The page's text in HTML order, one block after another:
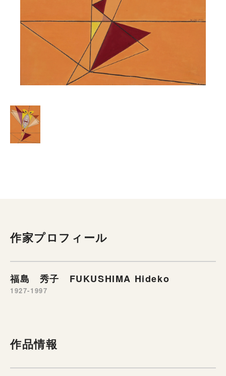
作家プロフィール
福島 秀子 FUKUSHIMA Hideko
1927-1997
作品情報